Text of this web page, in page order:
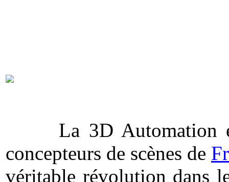
La 3D Automation est
concepteurs de scènes de
véritable révolution dans